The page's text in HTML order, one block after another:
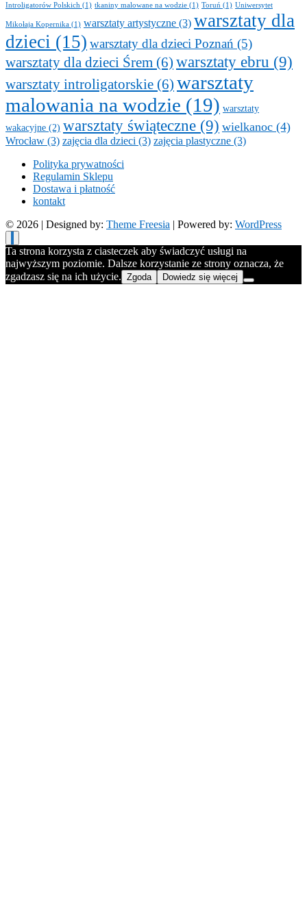
Introligatorów Polskich (1) tkaniny malowane na wodzie (1) Toruń (1) Uniwersytet
Mikołaja Kopernika (1) warsztaty artystyczne (3) warsztaty dla
dzieci (15) warsztaty dla dzieci Poznań (5)
warsztaty dla dzieci Śrem (6) warsztaty ebru (9)
warsztaty introligatorskie (6) warsztaty
malowania na wodzie (19) warsztaty
wakacyjne (2) warsztaty świąteczne (9) wielkanoc (4)
Wrocław (3) zajęcia dla dzieci (3) zajęcia plastyczne (3)
Polityka prywatności
Regulamin Sklepu
Dostawa i płatność
kontakt
© 2026 | Designed by: Theme Freesia | Powered by: WordPress
Ta strona korzysta z ciasteczek aby świadczyć usługi na
najwyższym poziomie. Dalsze korzystanie ze strony oznacza, że
zgadzasz się na ich użycie. Zgoda Dowiedz się więcej